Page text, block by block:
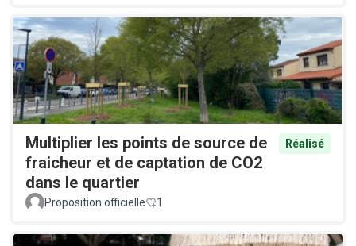
Multiplier les points de source de
fraicheur et de captation de CO2
dans le quartier
Réalisé
Proposition officielle 1